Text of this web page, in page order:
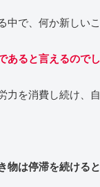
中で、何か新しい
あると言えるので
力を消費し続け、
物は停滞を続ける